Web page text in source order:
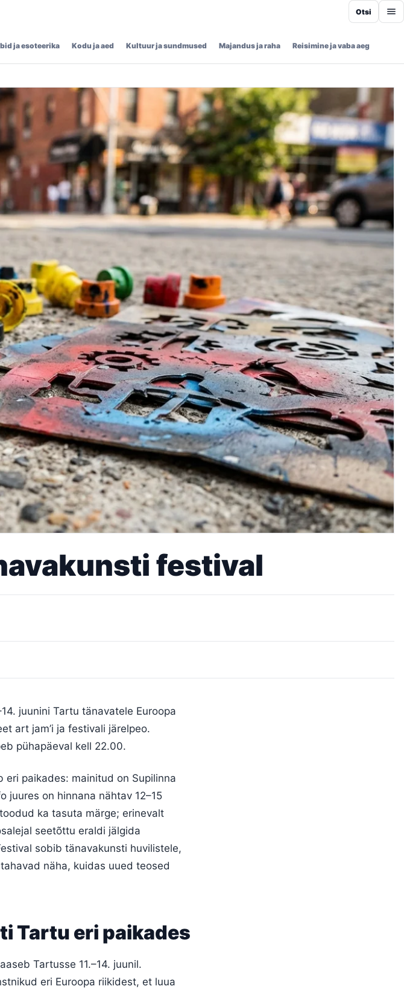
ja esoteerika Kodu ja aed Kultuur ja sundmused Majandus ja raha Reisimine ja vaba aeg
Otsi
festival
juunini Tartu tänavatele Euroopa
art jam’i ja festivali järelpeo.
pühapäeval kell 22.00.
eri paikades: mainitud on Supilinna
juures on hinnana nähtav 12–15
ka tasuta märge; erinevalt
seetõttu eraldi jälgida
sobib tänavakunsti huvilistele,
näha, kuidas uued teosed
Tartu eri paikades
Tartusse 11.–14. juunil.
eri Euroopa riikidest, et luua